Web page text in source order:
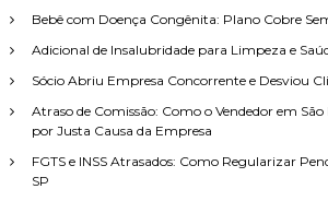
s
a
r
o
:
Bebê com Doença Congênita: Plano Cobre
Adicional de Insalubridade para Limpeza e
Sócio Abriu Empresa Concorrente e Desviou
Atraso de Comissão: Como o Vendedor em
por Justa Causa da Empresa
FGTS e INSS Atrasados: Como Regularizar
SP